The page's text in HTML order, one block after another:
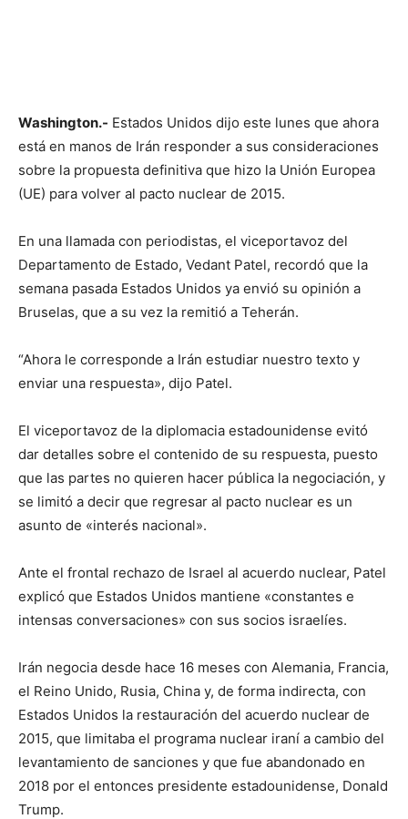
Washington.- Estados Unidos dijo este lunes que ahora
está en manos de Irán responder a sus consideraciones
sobre la propuesta definitiva que hizo la Unión Europea
(UE) para volver al pacto nuclear de 2015.
En una llamada con periodistas, el viceportavoz del
Departamento de Estado, Vedant Patel, recordó que la
semana pasada Estados Unidos ya envió su opinión a
Bruselas, que a su vez la remitió a Teherán.
“Ahora le corresponde a Irán estudiar nuestro texto y
enviar una respuesta», dijo Patel.
El viceportavoz de la diplomacia estadounidense evitó
dar detalles sobre el contenido de su respuesta, puesto
que las partes no quieren hacer pública la negociación, y
se limitó a decir que regresar al pacto nuclear es un
asunto de «interés nacional».
Ante el frontal rechazo de Israel al acuerdo nuclear, Patel
explicó que Estados Unidos mantiene «constantes e
intensas conversaciones» con sus socios israelíes.
Irán negocia desde hace 16 meses con Alemania, Francia,
el Reino Unido, Rusia, China y, de forma indirecta, con
Estados Unidos la restauración del acuerdo nuclear de
2015, que limitaba el programa nuclear iraní a cambio del
levantamiento de sanciones y que fue abandonado en
2018 por el entonces presidente estadounidense, Donald
Trump.